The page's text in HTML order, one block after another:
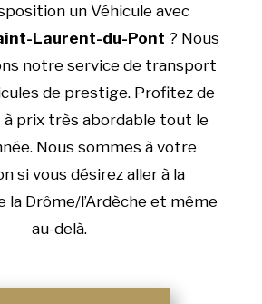
un Véhicule avec
Laurent-du-Pont ? Nous
notre service de transport
de prestige. Profitez de
à prix très abordable tout le
Nous sommes à votre
si vous désirez aller à la
la Drôme/l’Ardèche et même
au-delà.